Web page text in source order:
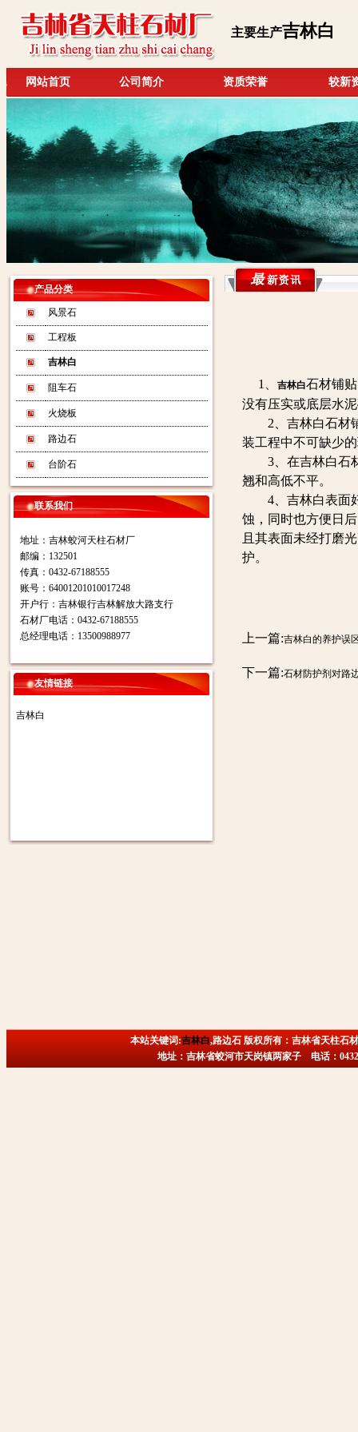
主要生产吉林白
网站首页 公司简介 资质荣誉 较新
产品分类
风景石
工程板
吉林白
阻车石
火烧板
路边石
台阶石
联系我们
地址：吉林蛟河天柱石材厂
邮编：132501
传真：0432-67188555
账号：64001201010017248
开户行：吉林银行吉林解放大路支行
石材厂电话：0432-67188555
总经理电话：13500988977
友情链接
吉林白
1、 吉林白石材铺
没有压实或底层水
2、吉林白石材铺
装工程中不可缺少
3、在吉林白石材
翘和高低不平。
4、吉林白表面好
蚀，同时也方便日
且其表面未经打磨
护。
上一篇:吉林白的养护误
下一篇:石材防护剂对路
本站关键词:吉林白,路边石 版权所有：吉林省天柱石
地址：吉林省蛟河市天岗镇两家子 电话：